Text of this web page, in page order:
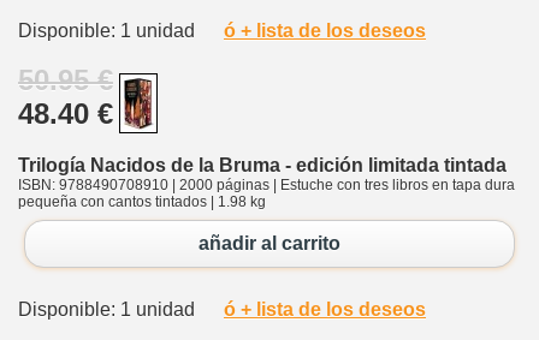
Disponible: 1 unidad ó + lista de los deseos
50.95 €
48.40 €
Trilogía Nacidos de la Bruma - edición limitada tintada
ISBN: 9788490708910 | 2000 páginas | Estuche con tres libros en tapa dura
pequeña con cantos tintados | 1.98 kg
añadir al carrito
Disponible: 1 unidad ó + lista de los deseos